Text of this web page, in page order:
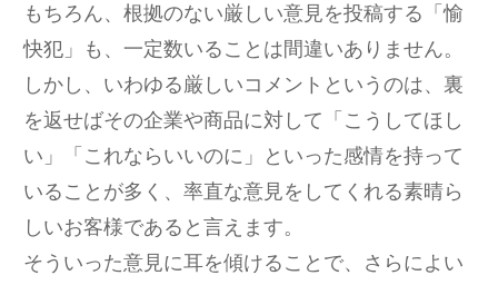
もちろん、根拠のない厳しい意見を投稿する「愉
快犯」も、一定数いることは間違いありません。
しかし、いわゆる厳しいコメントというのは、裏
を返せばその企業や商品に対して「こうしてほし
い」「これならいいのに」といった感情を持って
いることが多く、率直な意見をしてくれる素晴ら
しいお客様であると言えます。
そういった意見に耳を傾けることで、さらによい